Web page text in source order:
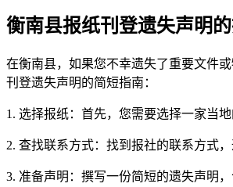
衡南县报纸刊登遗失声明
在衡南县，如果您不幸遗失了重要文件
刊登遗失声明的简短指南：
1. 选择报纸：首先，您需要选择一家当
2. 查找联系方式：找到报社的联系方式
3. 准备声明：撰写一份简短的遗失声明